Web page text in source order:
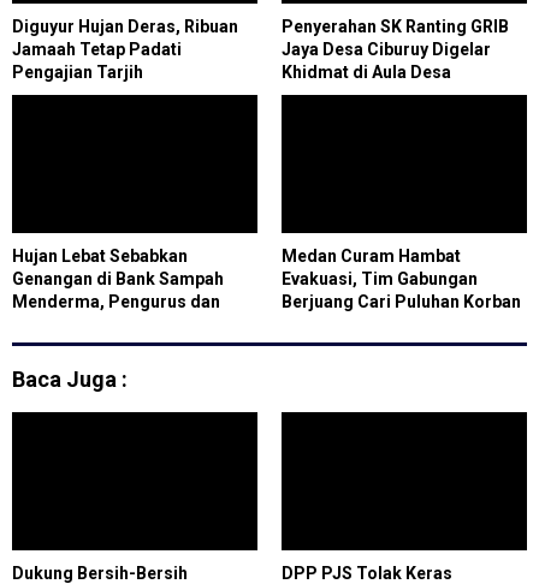
Diguyur Hujan Deras, Ribuan
Jamaah Tetap Padati
Pengajian Tarjih
Muhammadiyah di Klaten
Penyerahan SK Ranting GRIB
Jaya Desa Ciburuy Digelar
Khidmat di Aula Desa
Hujan Lebat Sebabkan
Genangan di Bank Sampah
Menderma, Pengurus dan
Royong
Medan Curam Hambat
Evakuasi, Tim Gabungan
Berjuang Cari Puluhan Korban
Baca Juga :
Dukung Bersih-Bersih
DPP PJS Tolak Keras